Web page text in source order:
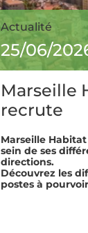
Actualité
25/06/
Marseille
recrute
Marseille
sein de ses
directions.
Découvrez les
postes à